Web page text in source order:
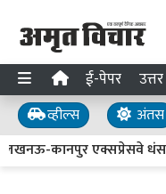
ई-पेपर
व्हील्स अंतस
कानपुर एक्सप्रेसवे धंसने की